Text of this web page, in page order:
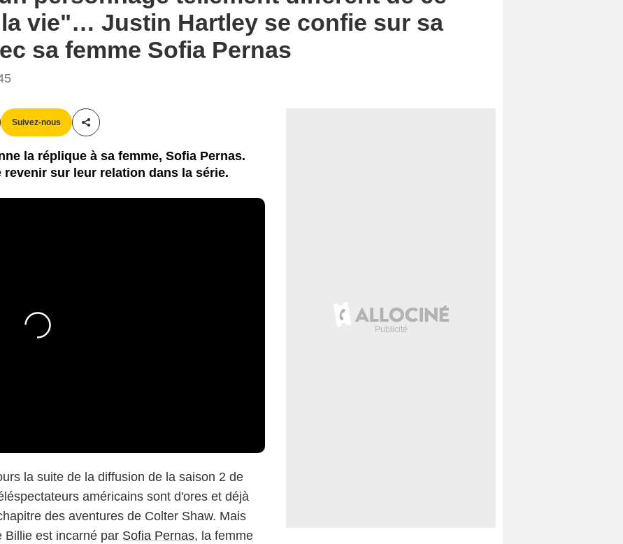
la vie"… Justin Hartley se confie sur sa
sa femme Sofia Pernas
Suivez-nous
Partager cet article
la réplique à sa femme, Sofia Pernas.
sur leur relation dans la série.
la suite de la diffusion de la saison 2 de
américains sont d'ores et déjà
des aventures de Colter Shaw. Mais
Billie est incarné par Sofia Pernas, la femme